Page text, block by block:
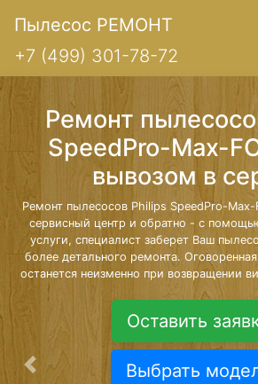
Пылесос РЕМОНТ
+7 (499) 301-78-72
Ремонт
SpeedPro-Max-
вывозом в
Ремонт пылесосов Philips SpeedPro-
сервисный центр и обратно - с
услуги, специалист заберет Ваш
более детального ремонта.
останется неизменно при возвращении
Оставить
Выбрать
Предыдущая